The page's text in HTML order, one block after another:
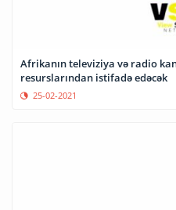
Afrikanın televiziya və radio
resurslarından istifadə edəcək
25-02-2021